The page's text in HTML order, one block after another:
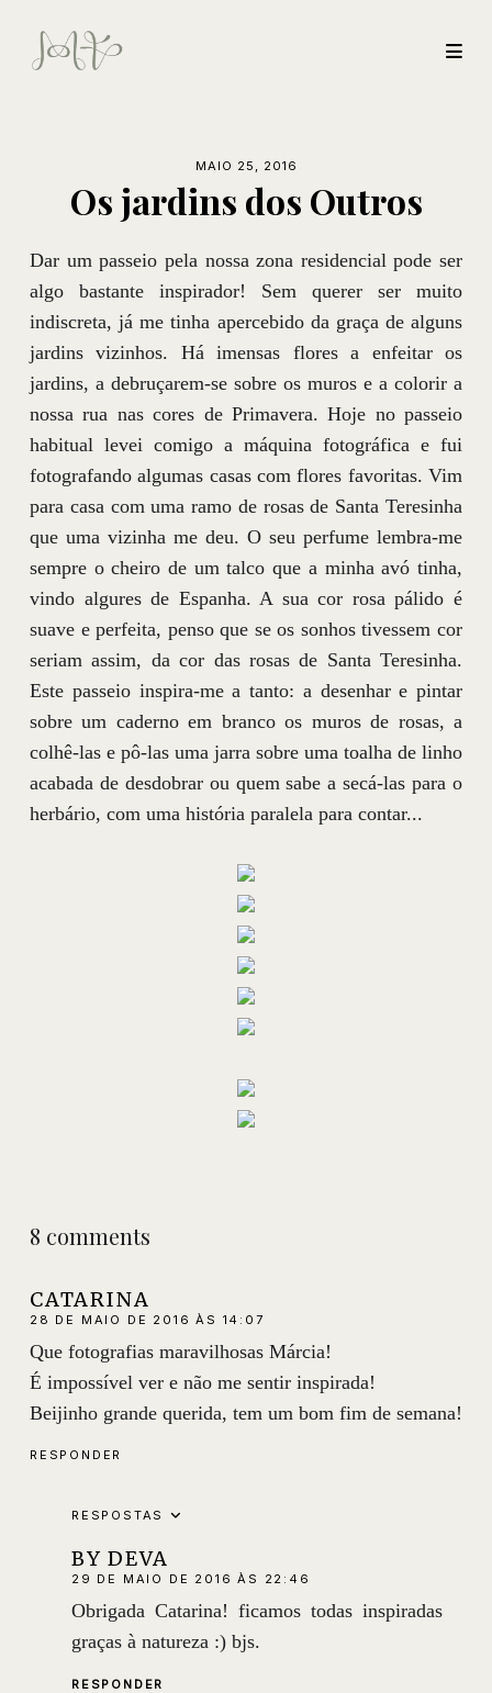
MAIO 25, 2016
Os jardins dos Outros
Dar um passeio pela nossa zona residencial pode ser
algo bastante inspirador! Sem querer ser muito
indiscreta, já me tinha apercebido da graça de alguns
jardins vizinhos. Há imensas flores a enfeitar os
jardins, a debruçarem-se sobre os muros e a colorir a
nossa rua nas cores de Primavera. Hoje no passeio
habitual levei comigo a máquina fotográfica e fui
fotografando algumas casas com flores favoritas. Vim
para casa com uma ramo de rosas de Santa Teresinha
que uma vizinha me deu. O seu perfume lembra-me
sempre o cheiro de um talco que a minha avó tinha,
vindo algures de Espanha. A sua cor rosa pálido é
suave e perfeita, penso que se os sonhos tivessem cor
seriam assim, da cor das rosas de Santa Teresinha.
Este passeio inspira-me a tanto: a desenhar e pintar
sobre um caderno em branco os muros de rosas, a
colhê-las e pô-las uma jarra sobre uma toalha de linho
acabada de desdobrar ou quem sabe a secá-las para o
herbário, com uma história paralela para contar...
8 comments
CATARINA
28 DE MAIO DE 2016 ÀS 14:07
Que fotografias maravilhosas Márcia!
É impossível ver e não me sentir inspirada!
Beijinho grande querida, tem um bom fim de semana!
RESPONDER
RESPOSTAS
BY DEVA
29 DE MAIO DE 2016 ÀS 22:46
Obrigada Catarina! ficamos todas inspiradas
graças à natureza :) bjs.
RESPONDER